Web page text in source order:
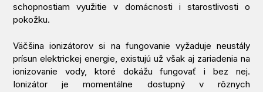
schopnostiam využitie v domácnosti i starostlivosti o
pokožku.
Väčšina ionizátorov si na fungovanie vyžaduje neustály
prísun elektrickej energie, existujú už však aj zariadenia na
ionizovanie vody, ktoré dokážu fungovať i bez nej.
Ionizátor je momentálne dostupný v rôznych